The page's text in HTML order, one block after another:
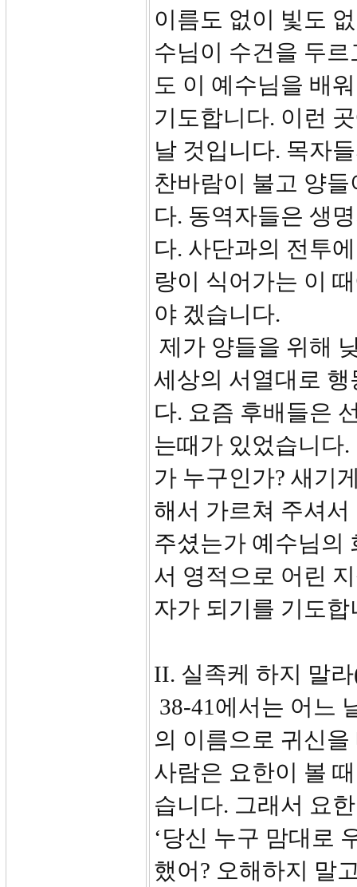
이름도 없이 빛도
수님이 수건을 두
도 이 예수님을 배
기도합니다. 이런
날 것입니다. 목자
찬바람이 불고 양
다. 동역자들은 생
다. 사단과의 전투
랑이 식어가는 이
야 겠습니다.
제가 양들을 위해
세상의 서열대로
다. 요즘 후배들은
는때가 있었습니다
가 누구인가? 새기
해서 가르쳐 주셔
주셨는가 예수님의
서 영적으로 어린
자가 되기를 기도합
II. 실족케 하지 말
38-41에서는 어느
의 이름으로 귀신
사람은 요한이 볼
습니다. 그래서 요
‘당신 누구 맘대로
했어? 오해하지 말